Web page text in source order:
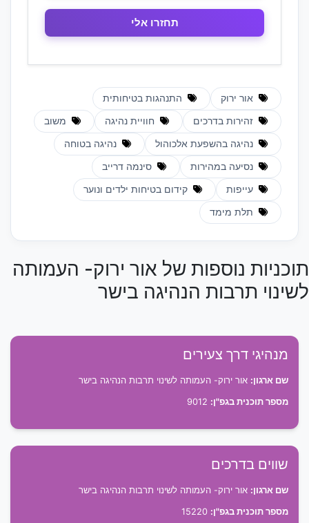
אור ירוק התנהגות בטיחותית
זהירות בדרכים חוויית נהיגה משוב
נהיגה בהשפעת אלכוהול נהיגה בטוחה
נסיעה במהירות סינמה דרייב
עייפות קידום בטיחות ילדים ונוער
תלת מימד
תוכניות נוספות של אור ירוק- העמותה
לשינוי תרבות הנהיגה בישר
מנהיגי דרך צעירים
שם ארגון: אור ירוק- העמותה לשינוי תרבות הנהיגה בישר
מספר תוכנית בגפ"ן:
שווים בדרכים
שם ארגון: אור ירוק- העמותה לשינוי תרבות הנהיגה בישר
מספר תוכנית בגפ"ן: